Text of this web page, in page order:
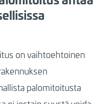
on vaihtoehtoinen
palomitoitusta